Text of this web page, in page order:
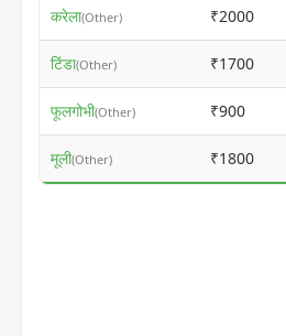
करेला(Other) ₹2000
टिंडा(Other) ₹1700
फूलगोभी(Other) ₹900
मूली(Other) ₹1800